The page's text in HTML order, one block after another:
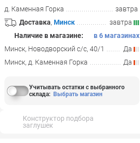
д. Каменная Горка
завтра
Доставка, Минск
завтра
Наличие в магазине:
в 6 магазинах
Минск, Новодворский с/с, 40/1
Да
Минск, д. Каменная Горка
Да
Учитывать остатки с выбранного
склада: Выбрать магазин
Конструктор подбора
заглушек